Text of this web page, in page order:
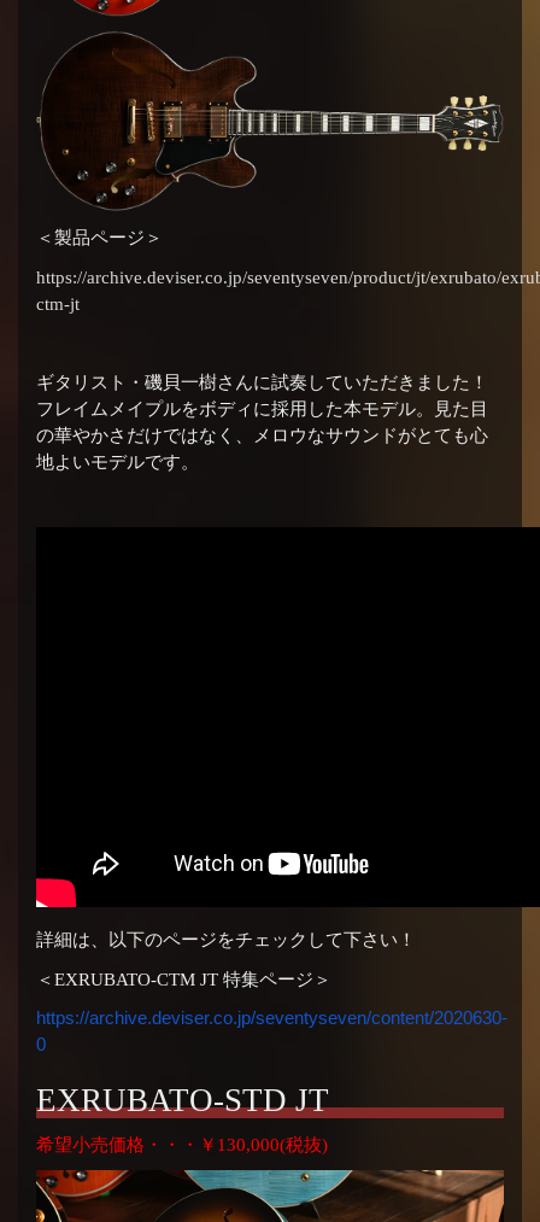
＜製品ページ＞
https://archive.deviser.co.jp/seventyseven/product/jt/exrubato/
ctm-jt
ギタリスト・磯貝一樹さんに試奏していただきました！
フレイムメイプルをボディに採用した本モデル。見た目
の華やかさだけではなく、メロウなサウンドがとても心
地よいモデルです。
詳細は、以下のページをチェックして下さい！
＜EXRUBATO-CTM JT 特集ページ＞
https://archive.deviser.co.jp/seventyseven/content/2020630-
0
EXRUBATO-STD JT
希望小売価格・・・￥130,000(税抜)